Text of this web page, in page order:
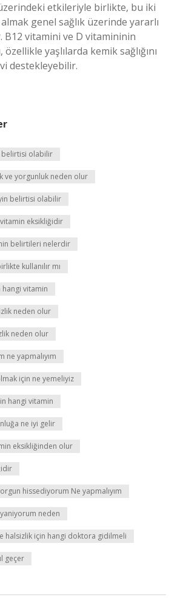
etkileriyle birlikte, bu iki
genel sağlık üzerinde yararlı
vitamini ve D vitamininin
özellikle yaşlılarda kemik sağlığını
destekleyebilir.
belirtisi olabilir
ve yorgunluk neden olur
belirtisi olabilir
eksikliğidir
belirtileri nelerdir
kullanılır mı
hangi vitamin
neden olur
neden olur
ne yapmalıyım
için ne yemeliyiz
hangi vitamin
ne iyi gelir
eksikliğinden olur
hissediyorum Ne yapmalıyım
neden
halsizlik için hangi doktora gidilmeli
geçer